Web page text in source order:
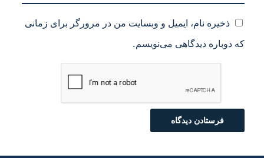
ذخیره نام، ایمیل و وبسایت من در مرورگر برای زمانی
که دوباره دیدگاهی می‌نویسم.